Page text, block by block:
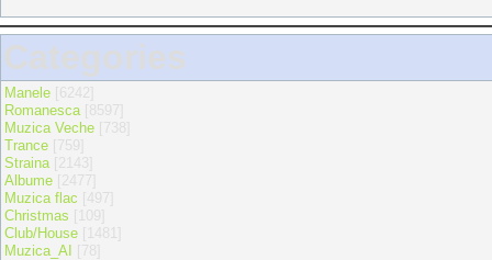
Categories
Manele
Romanesca
Muzica Veche
Trance
Straina
Albume
Muzica flac
Christmas
Club/House
Muzica_AI